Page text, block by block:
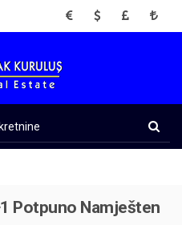
EUR USD GBP TRY
Potpuno Namješten